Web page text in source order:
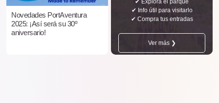
Novedades PortAventura
2025: ¡Así será su 30º
aniversario!
✔ Info útil para visitarlo
✔ Compra tus entradas
Ver más ❯